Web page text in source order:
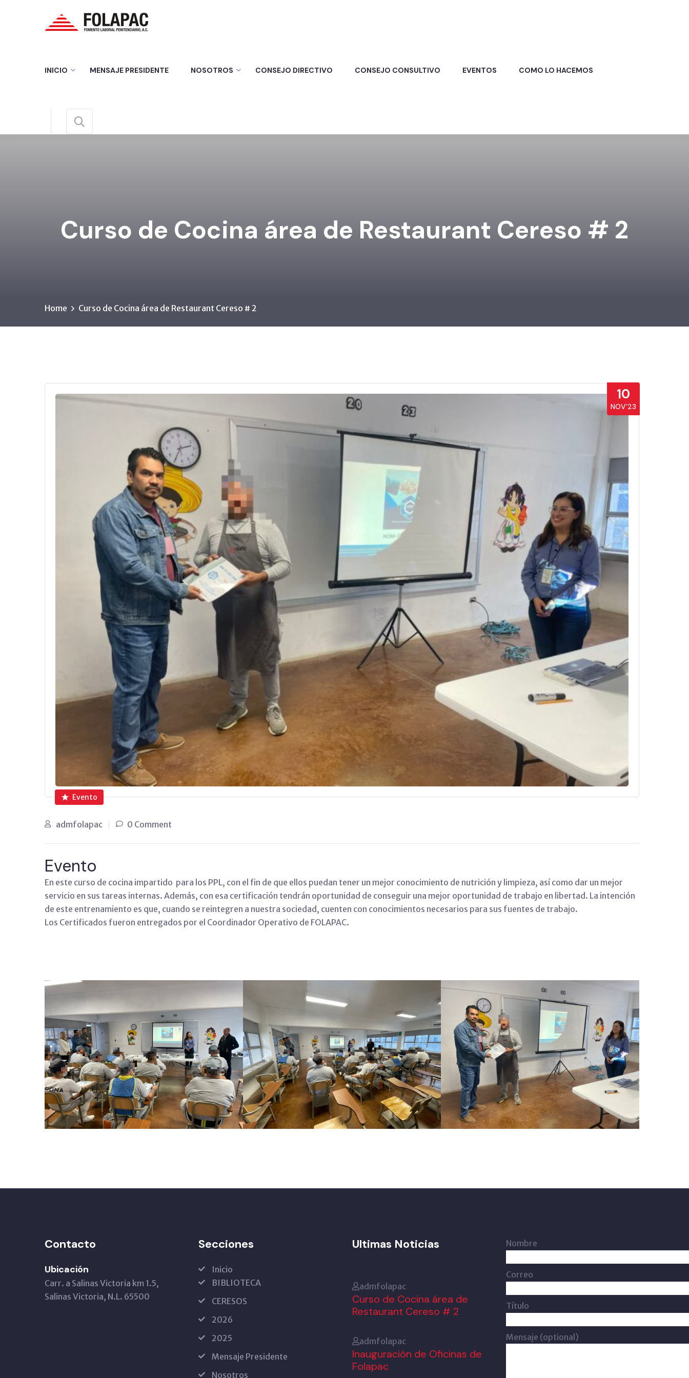
INICIO MENSAJE PRESIDENTE NOSOTROS CONSEJO DIRECTIVO CONSEJO CONSULTIVO EVENTOS COMO LO HACEMOS
Curso de Cocina área de Restaurant Cereso # 2
Home Curso de Cocina área de Restaurant Cereso # 2
10
NOV’23
Evento
admfolapac 0 Comment
Evento
En este curso de cocina impartido para los PPL, con el fin de que ellos puedan tener un mejor conocimiento de nutrición y limpieza, así como dar un mejor
servicio en sus tareas internas. Además, con esa certificación tendrán oportunidad de conseguir una mejor oportunidad de trabajo en libertad. La intención
de este entrenamiento es que, cuando se reintegren a nuestra sociedad, cuenten con conocimientos necesarios para sus fuentes de trabajo.
Los Certificados fueron entregados por el Coordinador Operativo de FOLAPAC.
Contacto
Ubicación
Carr. a Salinas Victoria km 1.5,
Salinas Victoria, N.L. 65500
Secciones
Inicio
BIBLIOTECA
CERESOS
2026
2025
Mensaje Presidente
Nosotros
Ultimas Noticias
admfolapac
Curso de Cocina área de
Restaurant Cereso # 2
admfolapac
Inauguración de Oficinas de
Folapac
Nombre
Correo
Título
Mensaje (optional)